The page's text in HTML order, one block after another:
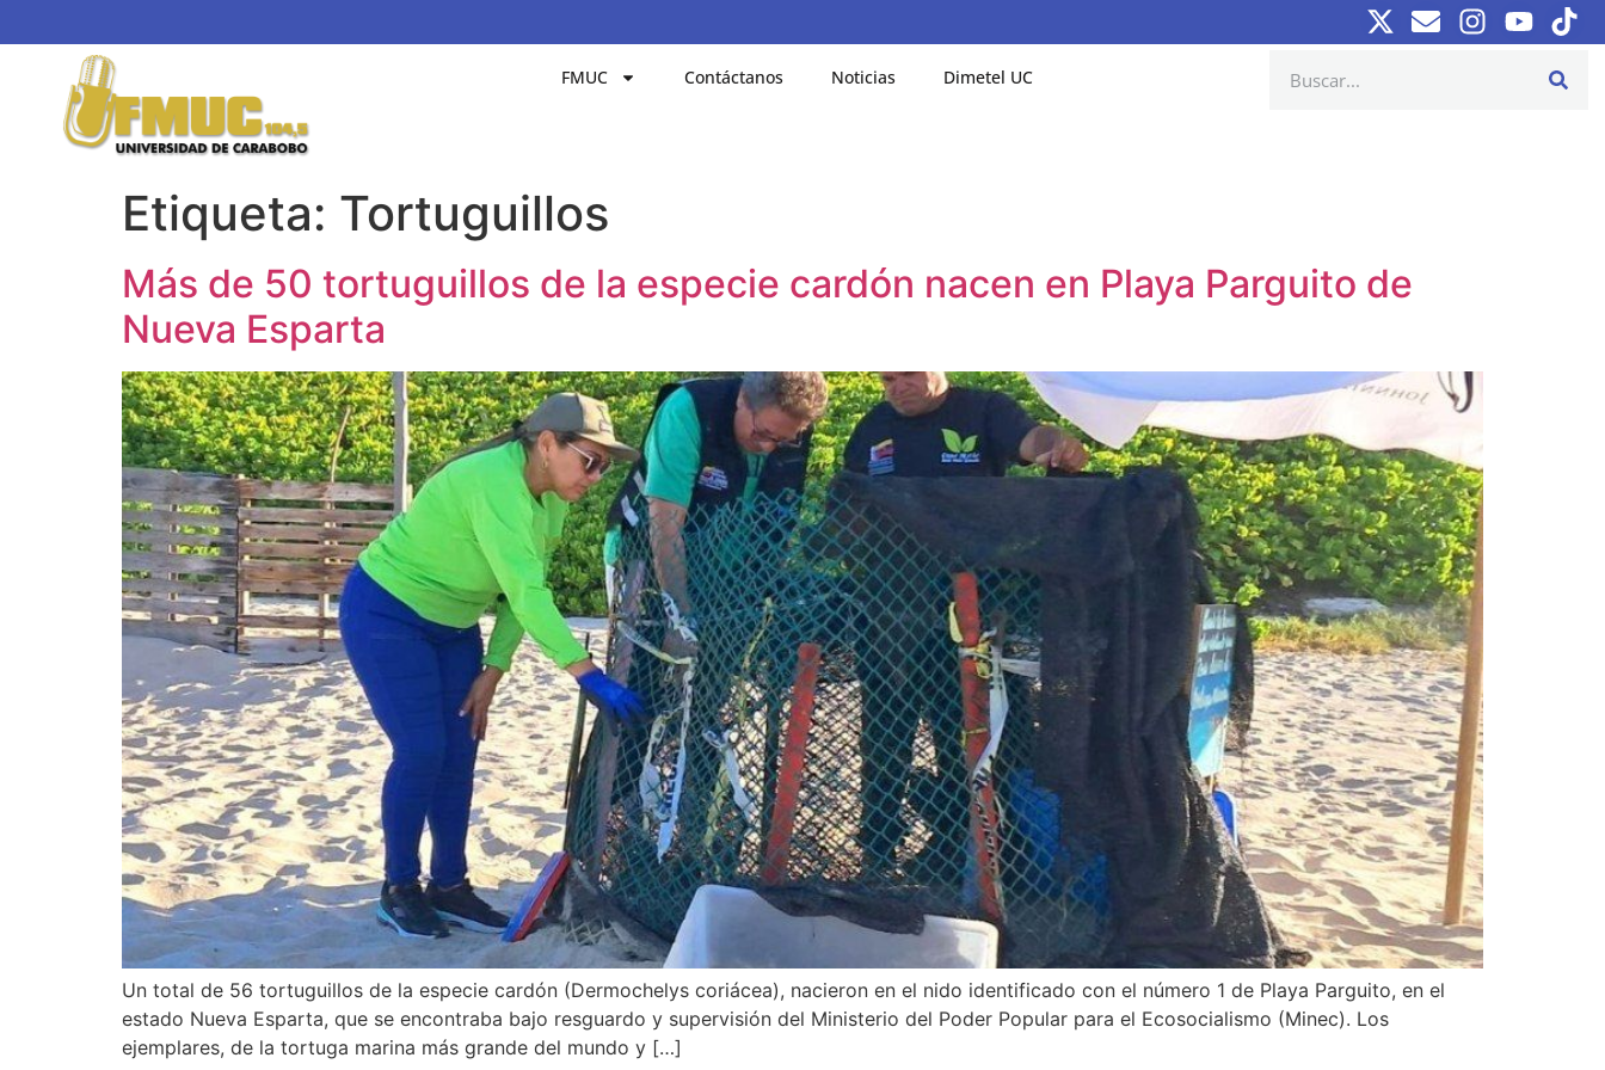
FMUC Contáctanos Noticias Dimetel UC
Etiqueta: Tortuguillos
Más de 50 tortuguillos de la especie cardón nacen en Playa Parguito de
Nueva Esparta
Un total de 56 tortuguillos de la especie cardón (Dermochelys coriácea), nacieron en el nido identificado con el número 1 de Playa Parguito, en el
estado Nueva Esparta, que se encontraba bajo resguardo y supervisión del Ministerio del Poder Popular para el Ecosocialismo (Minec). Los
ejemplares, de la tortuga marina más grande del mundo y […]